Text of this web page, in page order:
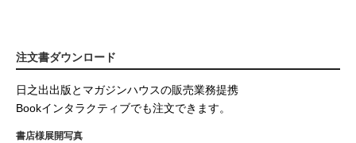
注文書ダウンロード
日之出出版とマガジンハウスの販売業務提携
Bookインタラクティブでも注文できます。
書店様展開写真